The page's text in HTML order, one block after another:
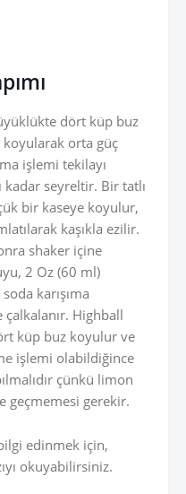
dört küp buz
orta güç
işlemi tekilayı
seyreltir. Bir tatlı
bir kaseye koyulur,
kaşıkla ezilir.
shaker içine
2 Oz (60 ml)
karışıma
Highball
küp buz koyulur ve
işlemi olabildiğince
çünkü limon
geçmemesi gerekir.
edinmek için,
okuyabilirsiniz.